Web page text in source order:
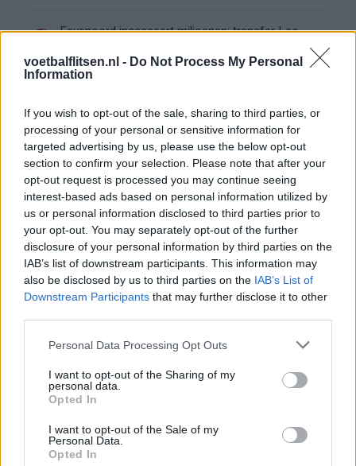
voetbalflitsen.nl - Do Not Process My Personal
Information
If you wish to opt-out of the sale, sharing to third parties, or
processing of your personal or sensitive information for
targeted advertising by us, please use the below opt-out
section to confirm your selection. Please note that after your
opt-out request is processed you may continue seeing
interest-based ads based on personal information utilized by
us or personal information disclosed to third parties prior to
your opt-out. You may separately opt-out of the further
disclosure of your personal information by third parties on the
IAB’s list of downstream participants. This information may
also be disclosed by us to third parties on the IAB’s List of
Downstream Participants that may further disclose it to other
Personal Data Processing Opt Outs
I want to opt-out of the Sharing of my
personal data.
Opted In
I want to opt-out of the Sale of my
Personal Data.
Opted In
Feyenoord incasseert miljoenen: transfer Leo
Feyenoord sluit voorbereiding bijna af: dit staat
er nog op het programma
Shaqueel van Persie ontkracht geruchten over
keuze voor Marokko
Brengt Sporting Portugal Feyenoord in de
problemen rond Hadj Moussa?
'Hij is weer gewoon mijn vader': Shaqueel
openhartig over Robin van Persie
Lille geeft niet op na afwijzing: komt er nieuw
bod op Gjivai Zechiël?